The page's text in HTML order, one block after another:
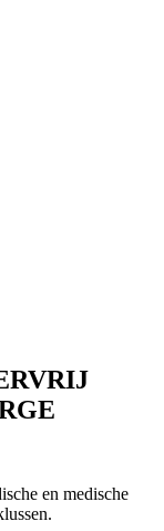
en medische